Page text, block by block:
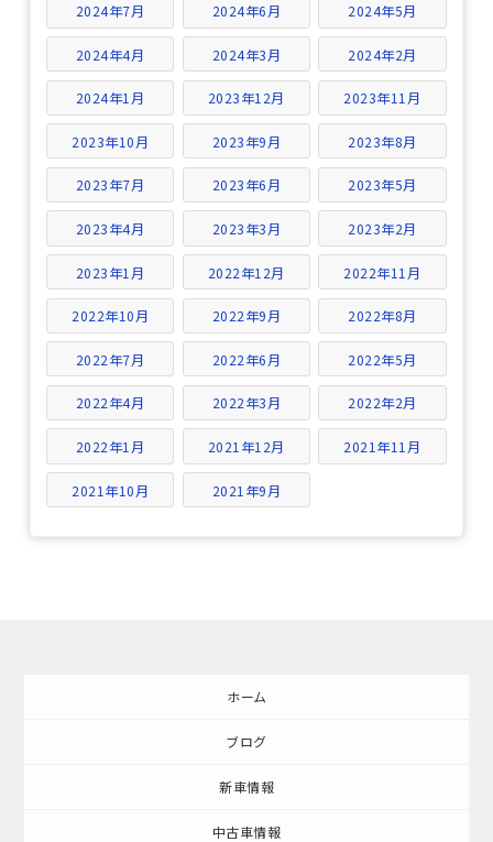
2024年7月 2024年6月 2024年5月
2024年4月 2024年3月 2024年2月
2024年1月 2023年12月 2023年11月
2023年10月 2023年9月 2023年8月
2023年7月 2023年6月 2023年5月
2023年4月 2023年3月 2023年2月
2023年1月 2022年12月 2022年11月
2022年10月 2022年9月 2022年8月
2022年7月 2022年6月 2022年5月
2022年4月 2022年3月 2022年2月
2022年1月 2021年12月 2021年11月
2021年10月 2021年9月
ホーム
ブログ
新車情報
中古車情報